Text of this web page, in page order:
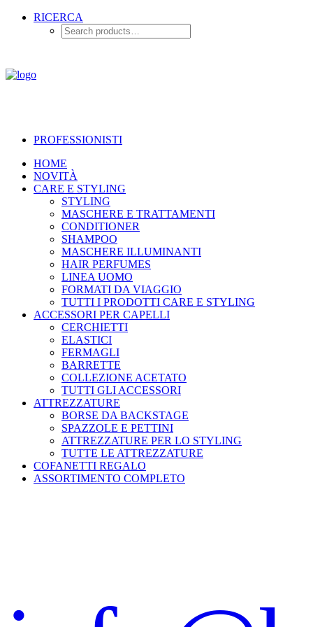
RICERCA
PROFESSIONISTI
HOME
NOVITÀ
CARE E STYLING
STYLING
MASCHERE E TRATTAMENTI
CONDITIONER
SHAMPOO
MASCHERE ILLUMINANTI
HAIR PERFUMES
LINEA UOMO
FORMATI DA VIAGGIO
TUTTI I PRODOTTI CARE E STYLING
ACCESSORI PER CAPELLI
CERCHIETTI
ELASTICI
FERMAGLI
BARRETTE
COLLEZIONE ACETATO
TUTTI GLI ACCESSORI
ATTREZZATURE
BORSE DA BACKSTAGE
SPAZZOLE E PETTINI
ATTREZZATURE PER LO STYLING
TUTTE LE ATTREZZATURE
COFANETTI REGALO
ASSORTIMENTO COMPLETO